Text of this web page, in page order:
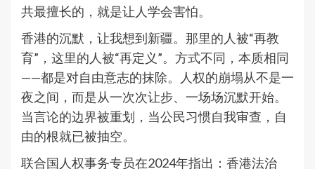
共最擅长的，就是让人学会害怕。
香港的沉默，让我想到新疆。那里的人被“再教
育”，这里的人被“再定义”。方式不同，本质相同
——都是对自由意志的抹除。人权的崩塌从不是一
夜之间，而是从一次次让步、一场场沉默开始。
当言论的边界被重划，当公民习惯自我审查，自
由的根就已被抽空。
联合国人权事务专员在2024年指出：香港法治